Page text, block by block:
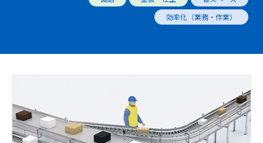
効率化（業務・作業）